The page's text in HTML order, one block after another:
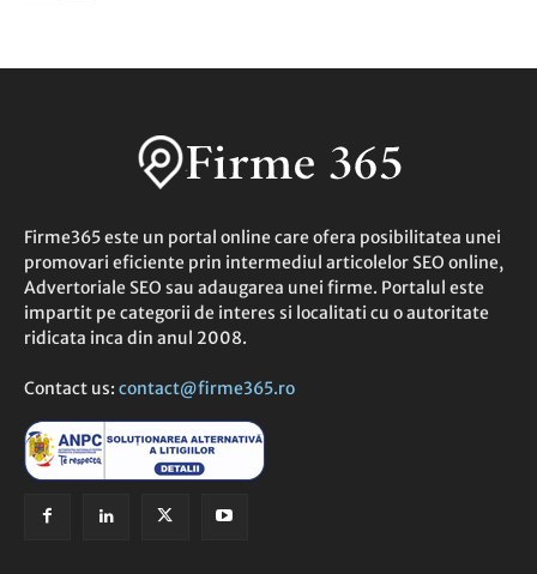
Firme365 este un portal online care ofera posibilitatea unei
promovari eficiente prin intermediul articolelor SEO online,
Advertoriale SEO sau adaugarea unei firme. Portalul este
impartit pe categorii de interes si localitati cu o autoritate
ridicata inca din anul 2008.
Contact us: contact@firme365.ro